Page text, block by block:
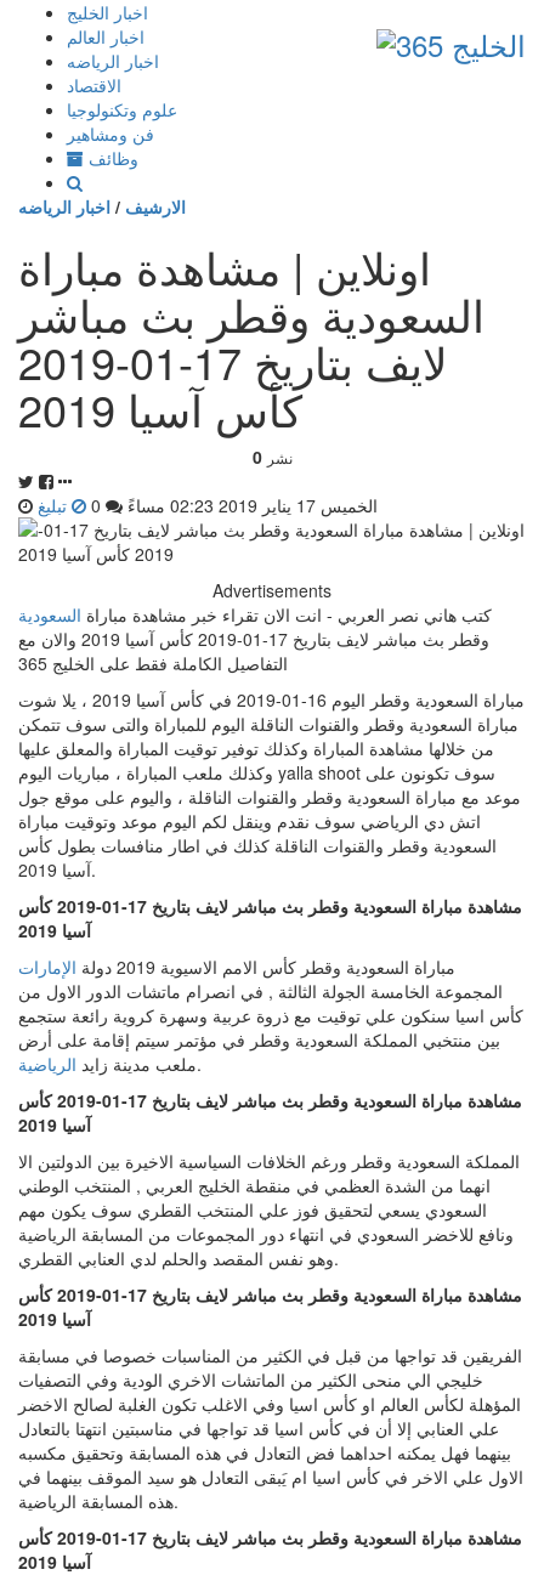
إذهب
المحتوى
اخبار الخليج
اخبار العالم
اخبار الرياضه
الاقتصاد
علوم وتكنولوجيا
فن ومشاهير
وظائف
الارشيف / اخبار الرياضه
اونلاين | مشاهدة مباراة
السعودية وقطر بث مباشر
لايف بتاريخ 17-01-2019
كأس آسيا 2019
0 نشر
الخميس 17 يناير 2019 02:23 مساءً تبليغ
Advertisements
كتب هاني نصر العربي - انت الان تقراء خبر مشاهدة مباراة السعودية
وقطر بث مباشر لايف بتاريخ 17-01-2019 كأس آسيا 2019 والان مع
التفاصيل الكاملة فقط على الخليج 365
مباراة السعودية وقطر اليوم 16-01-2019 في كأس آسيا 2019 ، يلا شوت
مباراة السعودية وقطر والقنوات الناقلة اليوم للمباراة والتى سوف تتمكن
من خلالها مشاهدة المباراة وكذلك توفير توقيت المباراة والمعلق عليها
وكذلك ملعب المباراة ، مباريات اليوم yalla shoot سوف تكونون على
موعد مع مباراة السعودية وقطر والقنوات الناقلة ، واليوم على موقع جول
اتش دي الرياضي سوف نقدم وينقل لكم اليوم موعد وتوقيت مباراة
السعودية وقطر والقنوات الناقلة كذلك في اطار منافسات بطول كأس
آسيا 2019.
مشاهدة مباراة السعودية وقطر بث مباشر لايف بتاريخ 17-01-2019 كأس
آسيا 2019
مباراة السعودية وقطر كأس الامم الاسيوية 2019 دولة
الإمارات
المجموعة الخامسة الجولة الثالثة , في انصرام ماتشات الدور الاول من
كأس اسيا سنكون علي توقيت مع ذروة عربية وسهرة كروية رائعة ستجمع
بين منتخبي المملكة السعودية وقطر في مؤتمر سيتم إقامة على أرض
ملعب مدينة زايد الرياضية
.
مشاهدة مباراة السعودية وقطر بث مباشر لايف بتاريخ 17-01-2019 كأس
آسيا 2019
المملكة السعودية وقطر ورغم الخلافات السياسية الاخيرة بين الدولتين الا
انهما من الشدة العظمي في منقطة الخليج العربي , المنتخب الوطني
السعودي يسعي لتحقيق فوز علي المنتخب القطري سوف يكون مهم
ونافع للاخضر السعودي في انتهاء دور المجموعات من المسابقة الرياضية
وهو نفس المقصد والحلم لدي العنابي القطري.
مشاهدة مباراة السعودية وقطر بث مباشر لايف بتاريخ 17-01-2019 كأس
آسيا 2019
الفريقين قد تواجها من قبل في الكثير من المناسبات خصوصا في مسابقة
خليجي الي منحى الكثير من الماتشات الاخري الودية وفي التصفيات
المؤهلة لكأس العالم او كأس اسيا وفي الاغلب تكون الغلبة لصالح الاخضر
علي العنابي إلا أن في كأس اسيا قد تواجها في مناسبتين انتهتا بالتعادل
بينهما فهل يمكنه احداهما فض التعادل في هذه المسابقة وتحقيق مكسبه
الاول علي الاخر في كأس اسيا ام يَبقى التعادل هو سيد الموقف بينهما في
هذه المسابقة الرياضية.
مشاهدة مباراة السعودية وقطر بث مباشر لايف بتاريخ 17-01-2019 كأس
آسيا 2019